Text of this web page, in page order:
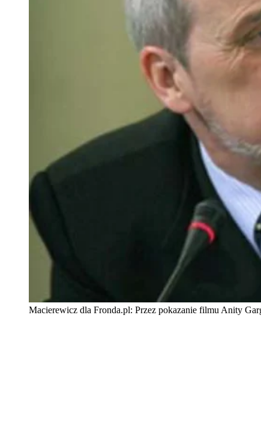
Macierewicz dla Fronda.pl: Przez pokazanie filmu Anity